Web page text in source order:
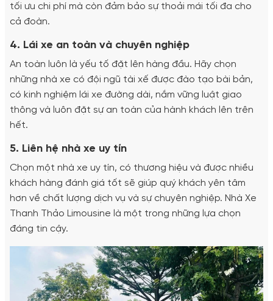
tối ưu chi phí mà còn đảm bảo sự thoải mái tối đa cho
cả đoàn.
4. Lái xe an toàn và chuyên nghiệp
An toàn luôn là yếu tố đặt lên hàng đầu. Hãy chọn
những nhà xe có đội ngũ tài xế được đào tạo bài bản,
có kinh nghiệm lái xe đường dài, nắm vững luật giao
thông và luôn đặt sự an toàn của hành khách lên trên
hết.
5. Liên hệ nhà xe uy tín
Chọn một nhà xe uy tín, có thương hiệu và được nhiều
khách hàng đánh giá tốt sẽ giúp quý khách yên tâm
hơn về chất lượng dịch vụ và sự chuyên nghiệp. Nhà Xe
Thanh Thảo Limousine là một trong những lựa chọn
đáng tin cậy.